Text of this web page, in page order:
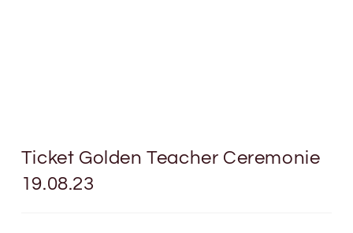
Ticket Golden Teacher Ceremonie
19.08.23